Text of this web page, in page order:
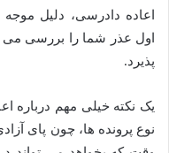
اعاده دادرسی، دلیل موجه
اول عذر شما را بررسی می
پذیرد.
یک نکته خیلی مهم درباره
نوع پرونده ها، چون پای